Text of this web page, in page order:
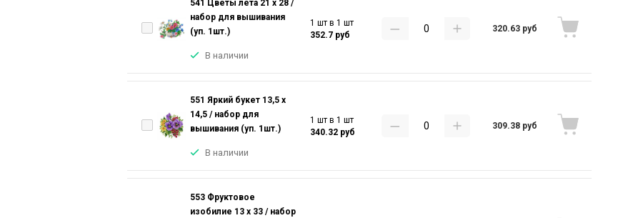
541 Цветы лета 21 х 28 /
набор для вышивания
(уп. 1шт.)
В наличии
1 шт в 1 шт
352.7 руб
320.63 руб
551 Яркий букет 13,5 х
14,5 / набор для
вышивания (уп. 1шт.)
В наличии
1 шт в 1 шт
340.32 руб
309.38 руб
553 Фруктовое
изобилие 13 х 33 / набор